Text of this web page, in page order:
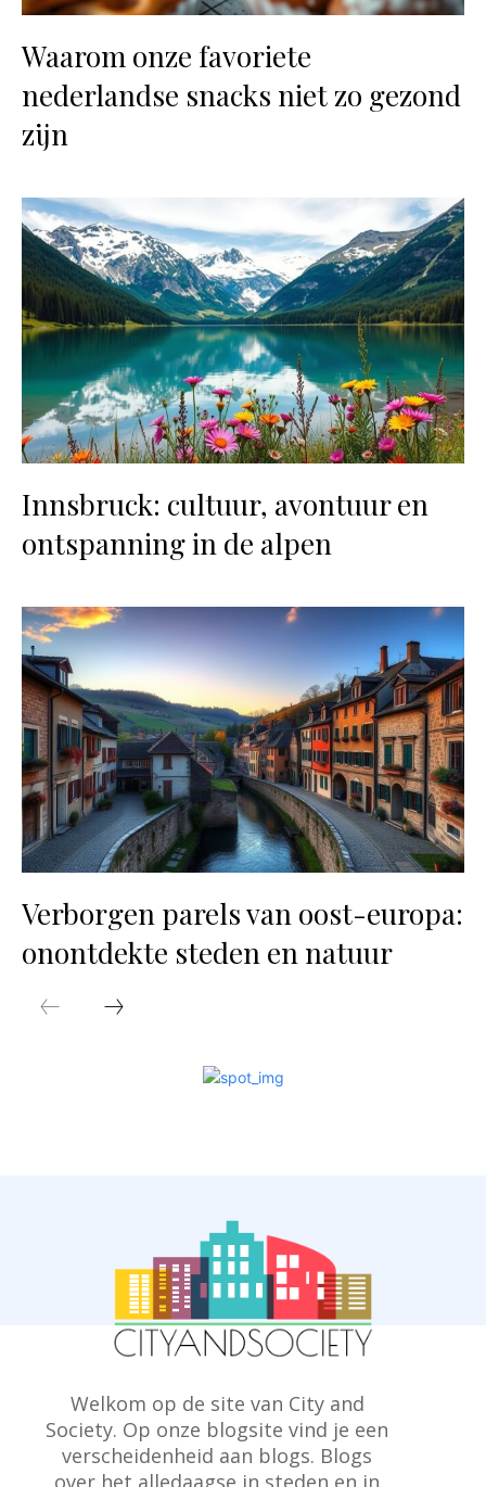
Welkom op de site van City and
Society. Op onze blogsite vind je een
verscheidenheid aan blogs. Blogs